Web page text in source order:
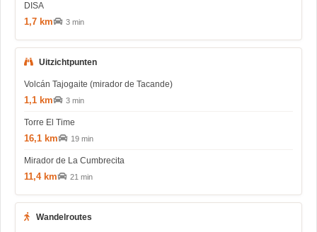
DISA
1,7 km 3 min
Uitzichtpunten
Volcán Tajogaite (mirador de Tacande)
1,1 km 3 min
Torre El Time
16,1 km 19 min
Mirador de La Cumbrecita
11,4 km 21 min
Wandelroutes